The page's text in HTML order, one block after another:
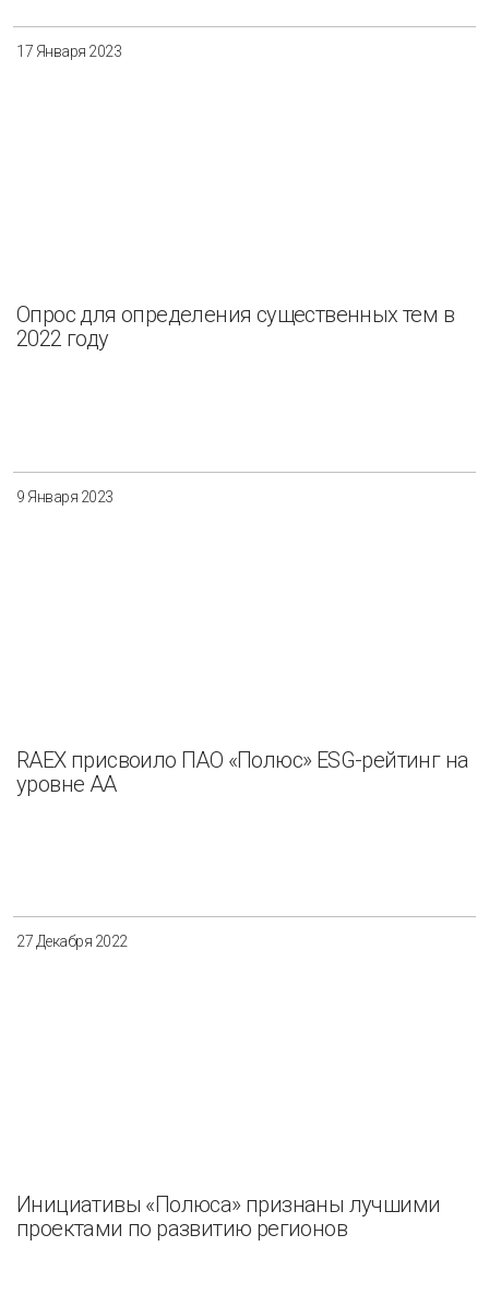
17 Января 2023
Опрос для определения существенных тем в
2022 году
9 Января 2023
RAEX присвоило ПАО «Полюс» ESG-рейтинг на
уровне АА
27 Декабря 2022
Инициативы «Полюса» признаны лучшими
проектами по развитию регионов